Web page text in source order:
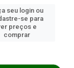
seu login ou
se para
preços e
comprar